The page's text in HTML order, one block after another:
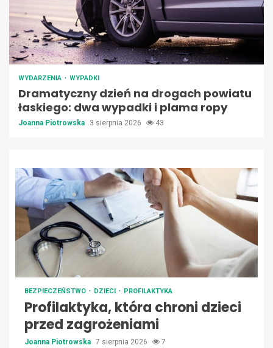
WYDARZENIA WYPADKI
Dramatyczny dzień na drogach powiatu
łaskiego: dwa wypadki i plama ropy
Joanna Piotrowska 3 sierpnia 2026 43
BEZPIECZEŃSTWO DZIECI PROFILAKTYKA
Profilaktyka, która chroni dzieci
przed zagrożeniami
Joanna Piotrowska 7 sierpnia 2026 7